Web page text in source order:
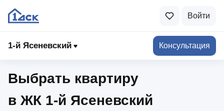
Войти
1-й Ясеневский Консультация
1‑й Ясеневский
Выбрать квартиру
в ЖК 1‑й Ясеневский